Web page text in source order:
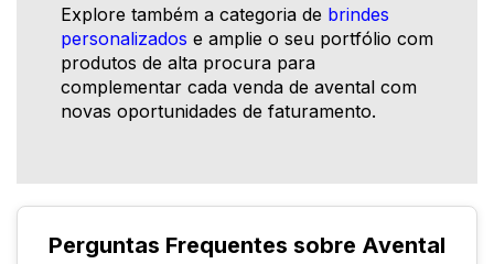
Explore também a categoria de brindes
personalizados e amplie o seu portfólio com
produtos de alta procura para
complementar cada venda de avental com
novas oportunidades de faturamento.
Perguntas Frequentes sobre Avental